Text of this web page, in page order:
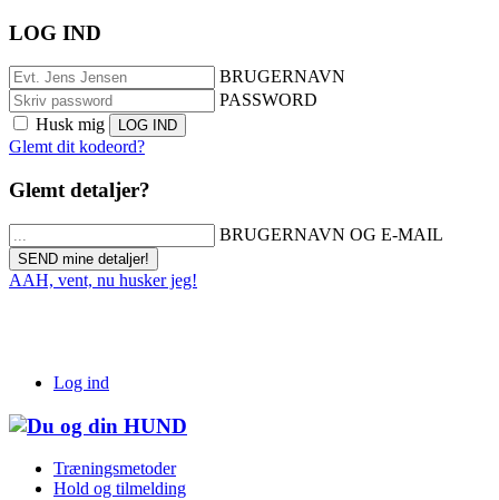
LOG IND
BRUGERNAVN
PASSWORD
Husk mig
Glemt dit kodeord?
Glemt detaljer?
BRUGERNAVN OG E-MAIL
AAH, vent, nu husker jeg!
Log ind
Træningsmetoder
Hold og tilmelding